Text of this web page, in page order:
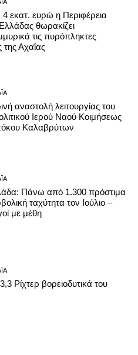
εκατ. ευρώ η Περιφέρεια
θωρακίζει
τις πυρόπληκτες
της Αχαΐας
αναστολή λειτουργίας του
Ιερού Ναού Κοιμήσεως
Καλαβρύτων
Πάνω από 1.300 πρόστιμα
ταχύτητα τον Ιούλιο –
με μέθη
Ρίχτερ βορειοδυτικά του